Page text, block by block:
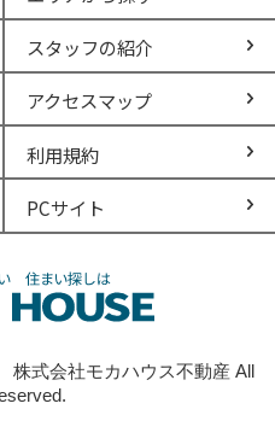
スタッフの紹介
アクセスマップ
利用規約
PCサイト
式会社モカハウス不動産 All